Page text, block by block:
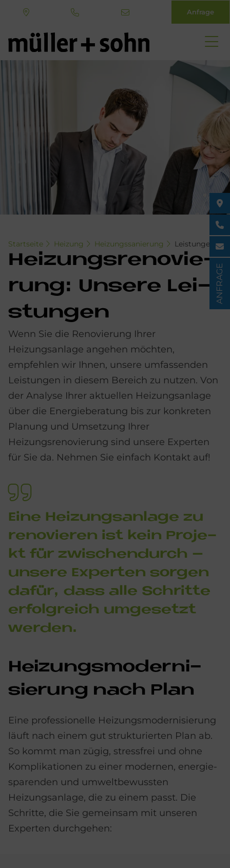
Anfrage
Startseite Heizung Heizungssanierung Leistungen
Hei­zungs­re­no­vie­
rung: Un­se­re Lei­
stun­gen
Wenn Sie die Renovierung Ihrer
Heizungsanlage angehen möchten,
empfehlen wir Ihnen, unsere umfassenden
Leistungen in diesem Bereich zu nutzen. Von
der Analyse Ihrer aktuellen Heizungsanlage
über die Energieberatung bis zur konkreten
Planung und Umsetzung Ihrer
Heizungsrenovierung sind unsere Experten
für Sie da. Nehmen Sie einfach Kontakt auf!
Eine Hei­zungs­an­la­ge zu
re­no­vie­ren ist kein Pro­je­
kt für zwi­schen­durch –
un­se­re Ex­per­ten sor­gen
da­für, dass alle Schrit­te
er­folg­reich um­ge­set­zt
wer­den.
Hei­zungs­mo­der­ni­
sie­rung nach Plan
Eine professionelle Heizungs­modern­isierung
läuft nach einem gut strukturierten Plan ab.
So kommt man zügig, stressfrei und ohne
Kompli­kationen zu einer modernen, energie­
sparenden und umwelt­bewussten
Heizungsanlage, die zu einem passt. Die
Schritte, die Sie gemeinsam mit unseren
Experten durchgehen:
ANFRAGE